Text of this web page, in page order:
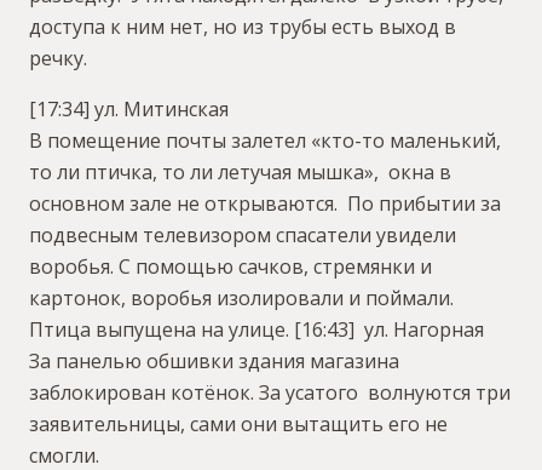
доступа к ним нет, но из трубы есть выход в
речку.
[17:34] ул. Митинская
В помещение почты залетел «кто-то маленький,
то ли птичка, то ли летучая мышка», окна в
основном зале не открываются. По прибытии за
подвесным телевизором спасатели увидели
воробья. С помощью сачков, стремянки и
картонок, воробья изолировали и поймали.
Птица выпущена на улице. [16:43] ул. Нагорная
За панелью обшивки здания магазина
заблокирован котёнок. За усатого волнуются три
заявительницы, сами они вытащить его не
смогли.